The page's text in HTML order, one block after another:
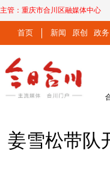
主管： 重庆市合川区融媒体中心
首页 新闻 原创 政务
姜雪松带队